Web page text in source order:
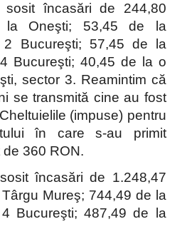
încasări de 244,80
la Oneşti; 53,45 de la
2 Bucureşti; 57,45 de la
Bucureşti; 40,45 de la o
sector 3. Reamintim că
se transmită cine au fost
(impuse) pentru
în care s-au primit
360 RON.
încasări de 1.248,47
Mureş; 744,49 de la
Bucureşti; 487,49 de la